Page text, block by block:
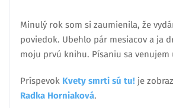
Minulý rok som si zaumienila, že
poviedok. Ubehlo pár mesiacov a ja
moju prvú knihu. Písaniu sa
Príspevok Kvety smrti sú tu! je
Radka Horniaková.